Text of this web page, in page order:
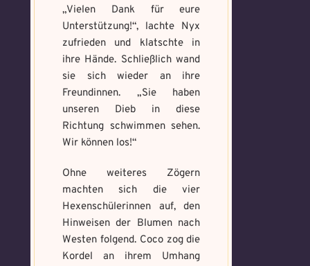
„Vielen Dank für eure
Unterstützung!“, lachte Nyx
zufrieden und klatschte in
ihre Hände. Schließlich wand
sie sich wieder an ihre
Freundinnen. „Sie haben
unseren Dieb in diese
Richtung schwimmen sehen.
Wir können los!“
Ohne weiteres Zögern
machten sich die vier
Hexenschülerinnen auf, den
Hinweisen der Blumen nach
Westen folgend. Coco zog die
Kordel an ihrem Umhang